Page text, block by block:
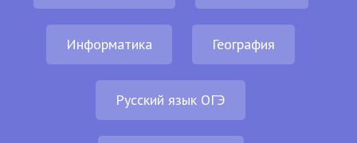
Информатика География
Русский язык ОГЭ